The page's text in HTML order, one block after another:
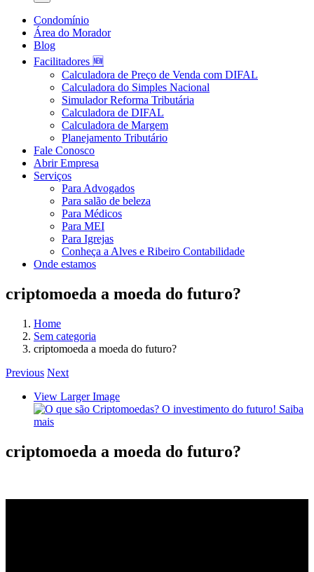
Condomínio
Área do Morador
Blog
Facilitadores 🆕
Calculadora de Preço de Venda com DIFAL
Calculadora do Simples Nacional
Simulador Reforma Tributária
Calculadora de DIFAL
Calculadora de Margem
Planejamento Tributário
Fale Conosco
Abrir Empresa
Serviços
Para Advogados
Para salão de beleza
Para Médicos
Para MEI
Para Igrejas
Conheça a Alves e Ribeiro Contabilidade
Onde estamos
criptomoeda a moeda do futuro?
Home
Sem categoria
criptomoeda a moeda do futuro?
Previous Next
View Larger Image
criptomoeda a moeda do futuro?